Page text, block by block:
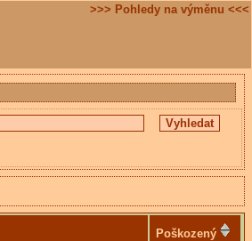
>>> Pohledy na výměnu <<<
Poškozený